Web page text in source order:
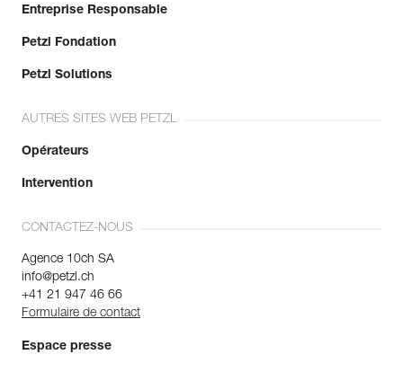
Entreprise Responsable
Petzl Fondation
Petzl Solutions
AUTRES SITES WEB PETZL
Opérateurs
Intervention
CONTACTEZ-NOUS
Agence 10ch SA
info@petzl.ch
+41 21 947 46 66
Formulaire de contact
Espace presse